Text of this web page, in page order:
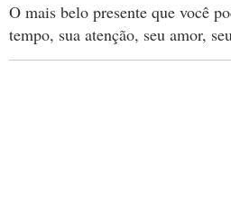
O mais belo presente que você
tempo, sua atenção, seu amor,